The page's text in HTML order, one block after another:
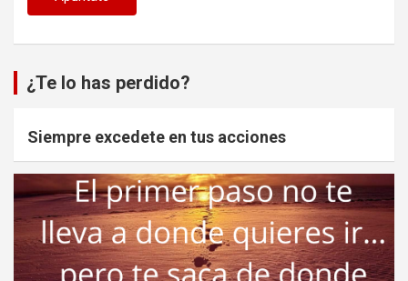
¿Te lo has perdido?
Siempre excedete en tus acciones